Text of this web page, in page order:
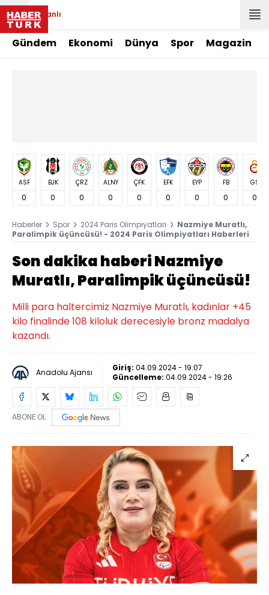
Canlı
Gündem Ekonomi Dünya Spor Magazin
ASF
0
BJK
0
ÇRZ
0
ALNY
0
ÇFK
0
EFK
0
EYP
0
FB
0
GS
0
Haberler Spor 2024 Paris Olimpiyatları
Nazmiye Muratlı,
Paralimpik üçüncüsü! - 2024 Paris Olimpiyatları Haberleri
Son dakika haberi Nazmiye
Muratlı, Paralimpik üçüncüsü!
Milli para haltercimiz Nazmiye Muratlı, kadınlar +45
kilo finalinde 108 kiloluk derecesiyle bronz madalya
kazandı.
Anadolu Ajansı Giriş: 04.09.2024 - 19:07
Güncelleme: 04.09.2024 - 19:26
ABONE OL